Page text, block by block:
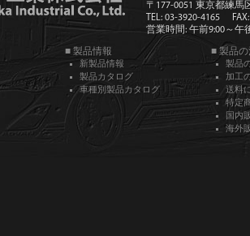
〒177-0051 東京都練馬
TEL: 03-3920-4165
営業時間: 午前9:00～午
■ 製品情報
新製品情報
製品カタログ
車種別製品カタログ
■ 製品
製品
加工
送料
特定
国内
海外